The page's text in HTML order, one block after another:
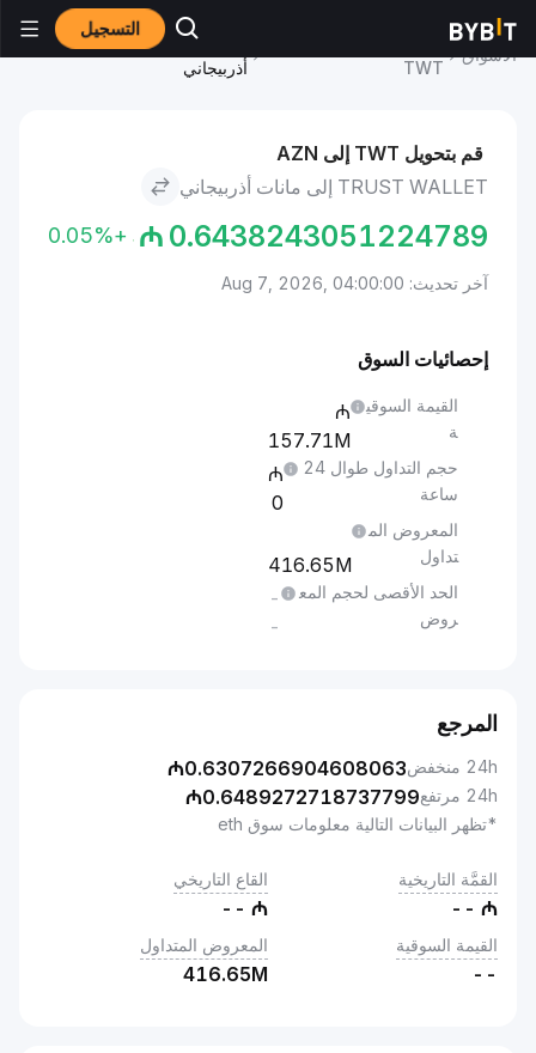
التسجيل
الأسواق
TWT
Trust Wallet to مانات
أذربيجاني
قم بتحويل TWT إلى AZN
TRUST WALLET إلى مانات أذربيجاني
₼ 0.6438243051224789
+0.05%
آخر تحديث: Aug 7, 2026, 04:00:00
إحصائيات السوق
القيمة السوقي
ة
157.71M
حجم التداول طوال 24
ساعة
0
المعروض الم
تداول
416.65M
الحد الأقصى لحجم المع
روض
-
-
المرجع
24h منخفض ₼0.6307266904608063
24h مرتفع ₼0.6489272718737799
*تظهر البيانات التالية معلومات سوق eth
القمَّة التاريخية
₼
--
القاع التاريخي
₼
--
القيمة السوقية
--
المعروض المتداول
416.65M